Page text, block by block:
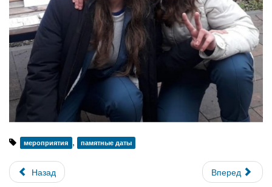
мероприятия , памятные даты
Назад Вперед